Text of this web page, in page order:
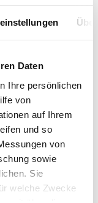
Daten
Ihre persönlichen
von
auf Ihrem
und so
von
sowie
Sie
welche Zwecke